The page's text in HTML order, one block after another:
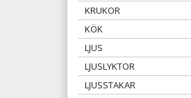
KRUKOR
KÖK
LJUS
LJUSLYKTOR
LJUSSTAKAR